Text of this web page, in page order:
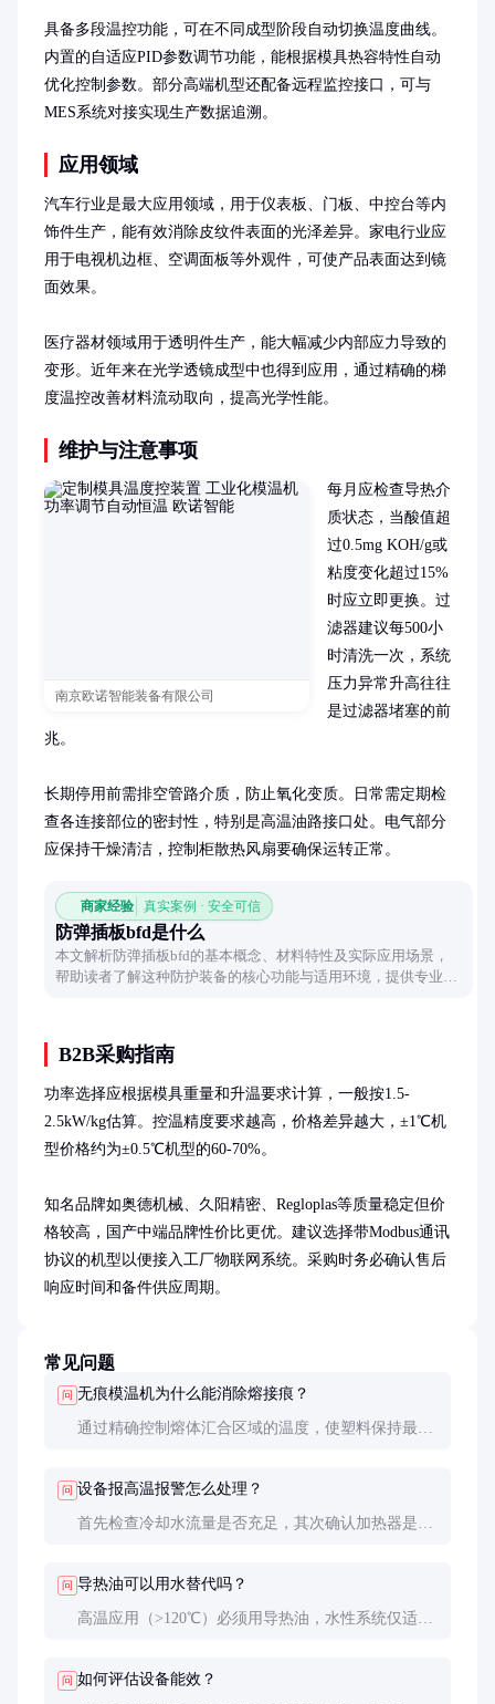
具备多段温控功能，可在不同成型阶段自动切换温度曲线。
内置的自适应PID参数调节功能，能根据模具热容特性自动
优化控制参数。部分高端机型还配备远程监控接口，可与
MES系统对接实现生产数据追溯。
应用领域
汽车行业是最大应用领域，用于仪表板、门板、中控台等内
饰件生产，能有效消除皮纹件表面的光泽差异。家电行业应
用于电视机边框、空调面板等外观件，可使产品表面达到镜
面效果。
医疗器材领域用于透明件生产，能大幅减少内部应力导致的
变形。近年来在光学透镜成型中也得到应用，通过精确的梯
度温控改善材料流动取向，提高光学性能。
维护与注意事项
南京欧诺智能装备有限公司
每月应检查导热介
质状态，当酸值超
过0.5mg KOH/g或
粘度变化超过15%
时应立即更换。过
滤器建议每500小
时清洗一次，系统
压力异常升高往往
是过滤器堵塞的前
兆。
长期停用前需排空管路介质，防止氧化变质。日常需定期检
查各连接部位的密封性，特别是高温油路接口处。电气部分
应保持干燥清洁，控制柜散热风扇要确保运转正常。
商家经验 真实案例 · 安全可信
防弹插板bfd是什么
本文解析防弹插板bfd的基本概念、材料特性及实际应用场景，
帮助读者了解这种防护装备的核心功能与适用环境，提供专业且
B2B采购指南
功率选择应根据模具重量和升温要求计算，一般按1.5-
2.5kW/kg估算。控温精度要求越高，价格差异越大，±1℃机
型价格约为±0.5℃机型的60-70%。
知名品牌如奥德机械、久阳精密、Regloplas等质量稳定但价
格较高，国产中端品牌性价比更优。建议选择带Modbus通讯
协议的机型以便接入工厂物联网系统。采购时务必确认售后
响应时间和备件供应周期。
常见问题
问 无痕模温机为什么能消除熔接痕？
通过精确控制熔体汇合区域的温度，使塑料保持最佳
问 设备报高温报警怎么处理？
首先检查冷却水流量是否充足，其次确认加热器是否
问 导热油可以用水替代吗？
高温应用（>120℃）必须用导热油，水性系统仅适用
问 如何评估设备能效？